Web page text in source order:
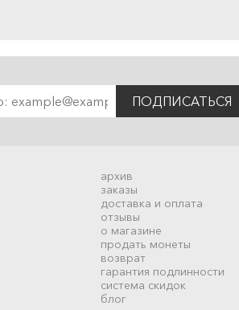
ПОДПИСАТЬСЯ
архив
заказы
доставка и оплата
отзывы
о магазине
продать монеты
возврат
гарантия подлинности
система скидок
блог